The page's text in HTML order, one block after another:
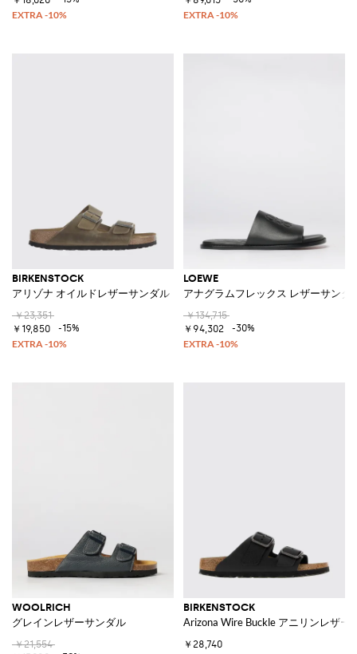
BIRKENSTOCK
アリゾナ オイルドレザーサンダル
￥23,351
￥19,850
-15%
LOEWE
アナグラムフレックス レザーサンダ
￥134,715
￥94,302
-30%
WOOLRICH
グレインレザーサンダル
￥21,554
BIRKENSTOCK
Arizona Wire Buckle アニリンレザー
￥28,740